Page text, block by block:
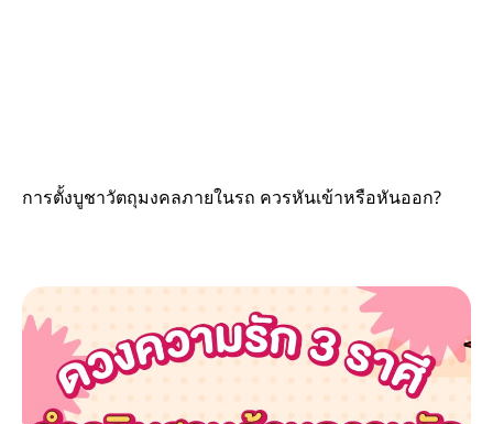
การตั้งบูชาวัตถุมงคลภายในรถ ควรหันเข้าหรือหันออก?